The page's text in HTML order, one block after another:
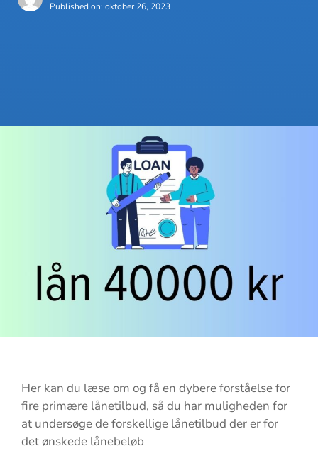
Published on: oktober 26, 2023
Her kan du læse om og få en dybere forståelse for
fire primære lånetilbud, så du har muligheden for
at undersøge de forskellige lånetilbud der er for
det ønskede lånebeløb